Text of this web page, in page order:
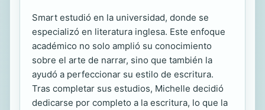
Smart estudió en la universidad, donde se
especializó en literatura inglesa. Este enfoque
académico no solo amplió su conocimiento
sobre el arte de narrar, sino que también la
ayudó a perfeccionar su estilo de escritura.
Tras completar sus estudios, Michelle decidió
dedicarse por completo a la escritura, lo que la